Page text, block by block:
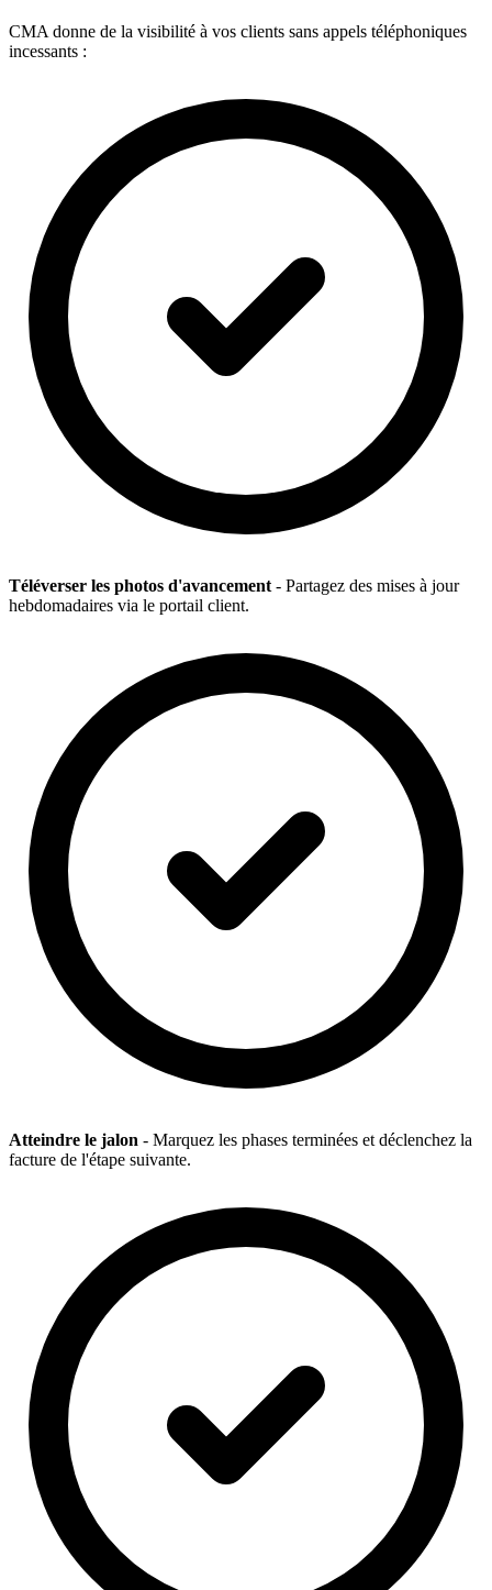
CMA donne de la visibilité à vos clients sans appels téléphoniques
incessants :
Téléverser les photos d'avancement - Partagez des mises à jour
hebdomadaires via le portail client.
Atteindre le jalon - Marquez les phases terminées et déclenchez la
facture de l'étape suivante.